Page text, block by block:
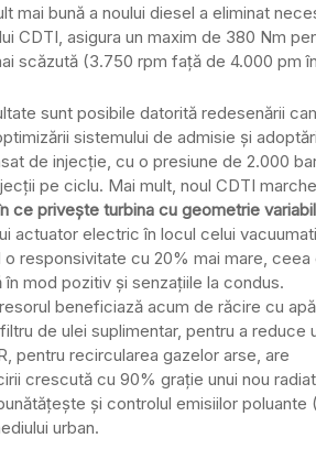
mai bună a noului diesel a eliminat
CDTI, asigura un maxim de 380 Nm
scăzută (3.750 rpm față de 4.000 pm
sunt posibile datorită redesenării
sistemului de admisie și
de injecţie, cu o presiune de 2.000
pe ciclu. Mai mult, noul CDTI
ce privește turbina cu geometrie
actuator electric în locul celui
responsivitate cu 20% mai mare, ceea
în mod pozitiv și senzațiile la condus.
beneficiază acum de răcire cu
de ulei suplimentar, pentru a reduce
pentru recircularea gazelor arse, are
crescută cu 90% grație unui nou
și controlul emisiilor poluante
urban.